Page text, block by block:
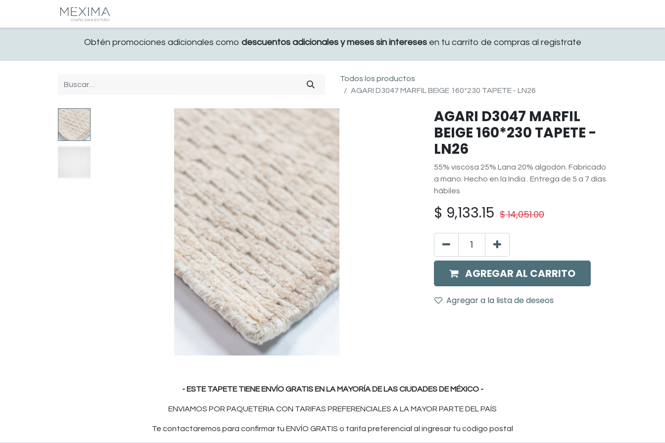
Obtén promociones adicionales como descuentos adicionales y meses sin interesesen tu carrito de compras al registrate
Todos los productos
AGARI D3047 MARFIL BEIGE 160*230 TAPETE - LN26
AGARI D3047 MARFIL
BEIGE 160*230 TAPETE -
LN26
55% viscosa 25% Lana 20% algodón. Fabricado
a mano. Hecho en la India . Entrega de 5 a 7 días
hábiles
$ 9,133.15 $14,051.00
AGREGAR AL CARRITO
Agregar a la lista de deseos
- ESTE TAPETE TIENE ENVÍO GRATIS EN LA MAYORÍA DE LAS CIUDADES DE MÉXICO -
ENVIAMOS POR PAQUETERIA CON TARIFAS PREFERENCIALES A LA MAYOR PARTE DEL PAÍS
Te contactaremos para confirmar tu ENVÍO GRATIS o tarifa preferencial al ingresar tu código postal